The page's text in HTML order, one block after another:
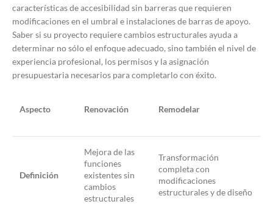
características de accesibilidad sin barreras que requieren
modificaciones en el umbral e instalaciones de barras de apoyo.
Saber si su proyecto requiere cambios estructurales ayuda a
determinar no sólo el enfoque adecuado, sino también el nivel de
experiencia profesional, los permisos y la asignación
presupuestaria necesarios para completarlo con éxito.
Aspecto Renovación Remodelar
Definición
Mejora de las
funciones
existentes sin
cambios
estructurales
Transformación
completa con
modificaciones
estructurales y de diseño